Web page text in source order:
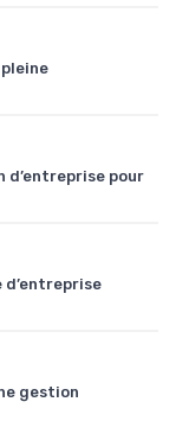
d’entreprise pour
d’entreprise
gestion